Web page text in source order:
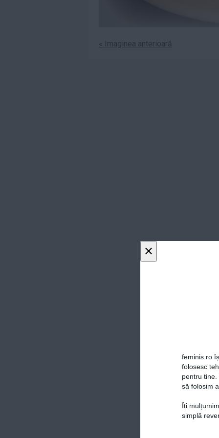
×
feminis.ro
folosesc
pentru
să folosim
Îți
simplă
« Imaginea anterioară